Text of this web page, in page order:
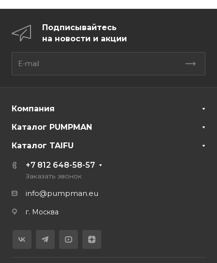
Подписывайтесь
на новости и акции
Компания
Каталог PUMPMAN
Каталог TAIFU
+7 812 648-58-57
Заказать звонок
info@pumpman.eu
г. Москва